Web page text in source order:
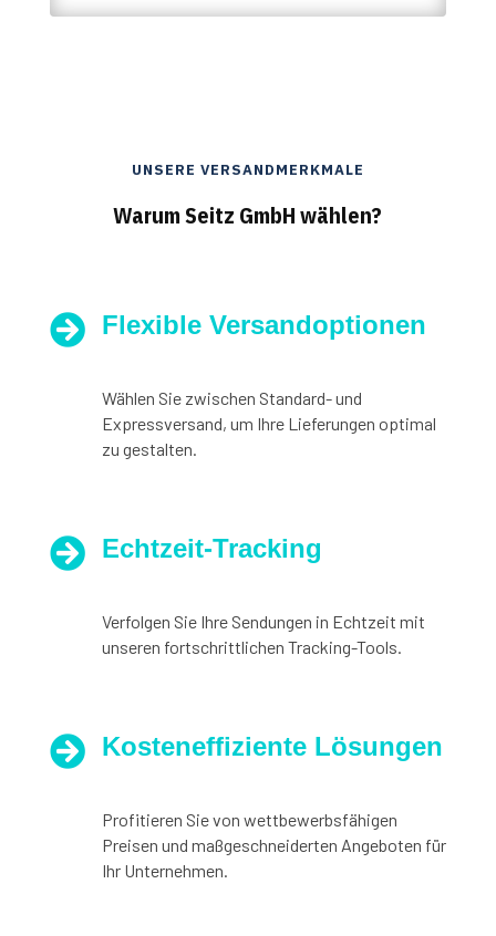
UNSERE VERSANDMERKMALE
Warum Seitz GmbH wählen?
 Flexible Versandoptionen
Wählen Sie zwischen Standard- und
Expressversand, um Ihre Lieferungen optimal
zu gestalten.
 Echtzeit-Tracking
Verfolgen Sie Ihre Sendungen in Echtzeit mit
unseren fortschrittlichen Tracking-Tools.
 Kosteneffiziente Lösungen
Profitieren Sie von wettbewerbsfähigen
Preisen und maßgeschneiderten Angeboten für
Ihr Unternehmen.